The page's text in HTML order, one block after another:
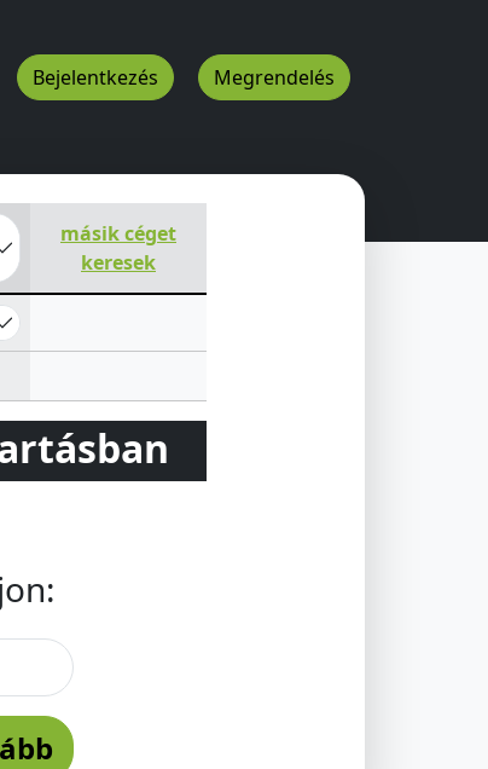
Bejelentkezés Megrendelés
másik céget
keresek